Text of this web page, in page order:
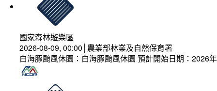
國家森林遊樂區
2026-08-09, 00:00│農業部林業及自然保育署
白海豚颱風休園：白海豚颱風休園 預計開始日期：2026